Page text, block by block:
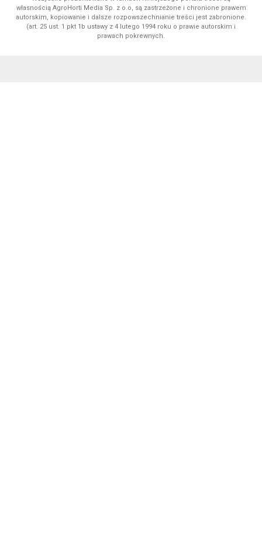
własnością AgroHorti Media Sp. z o.o, są zastrzeżone i chronione prawem
autorskim, kopiowanie i dalsze rozpowszechnianie treści jest zabronione.
(art. 25 ust. 1 pkt 1b ustawy z 4 lutego 1994 roku o prawie autorskim i
prawach pokrewnych.